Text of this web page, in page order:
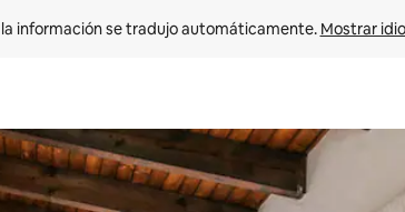
información se tradujo automáticamente. Mostrar